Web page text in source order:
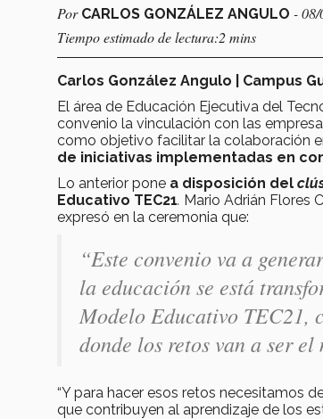
Por CARLOS GONZÁLEZ ANGULO - 08/
Tiempo estimado de lectura:2 mins
Carlos González Angulo | Campus
El área de Educación Ejecutiva del
convenio la vinculación con las
como objetivo facilitar la colaboración
de iniciativas implementadas en
Lo anterior pone a disposición del
Educativo TEC21. Mario Adrián Flores
expresó en la ceremonia que:
“Este convenio va a
la educación se está
Modelo Educativo TEC21,
donde los retos van a ser
“Y para hacer esos retos necesitamos
que contribuyen al aprendizaje de los